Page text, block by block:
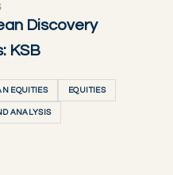
Discovery
KSB
EQUITIES EQUITIES
ANALYSIS